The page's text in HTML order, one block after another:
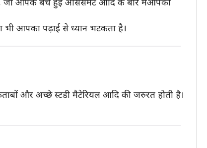
आपका पढ़ाई से ध्यान भटकता है।
और अच्छे स्टडी मैटेरियल आदि की जरुरत होती है।